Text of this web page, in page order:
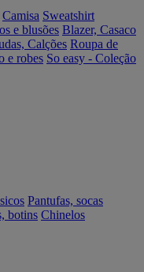
Camisa Sweatshirt
e blusões Blazer, Casaco
Calções Roupa de
e robes So easy - Coleção
Pantufas, socas
botins Chinelos